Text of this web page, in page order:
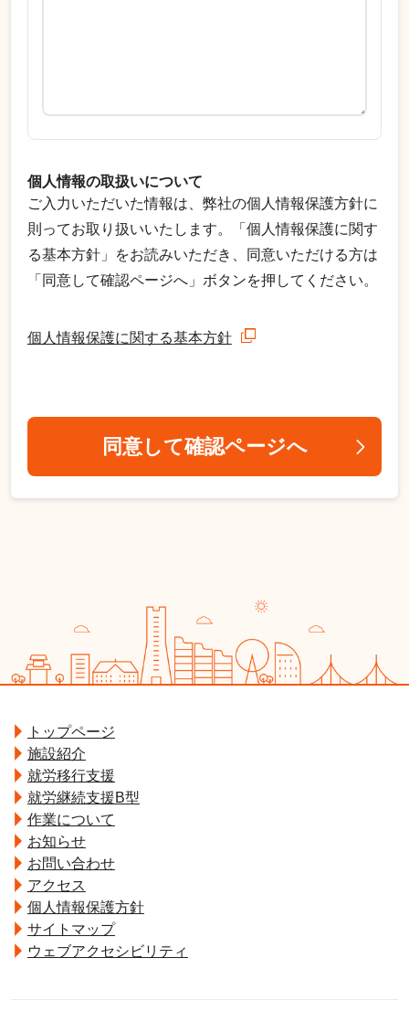
個人情報の取扱いについて
ご入力いただいた情報は、弊社の個人情報保護方針に
則ってお取り扱いいたします。「個人情報保護に関す
る基本方針」をお読みいただき、同意いただける方は
「同意して確認ページへ」ボタンを押してください。
個人情報保護に関する基本方針
トップページ
施設紹介
就労移行支援
就労継続支援B型
作業について
お知らせ
お問い合わせ
アクセス
個人情報保護方針
サイトマップ
ウェブアクセシビリティ